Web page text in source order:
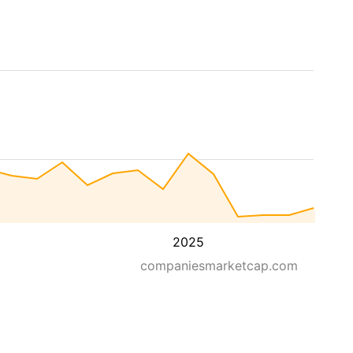
2025
companiesmarketcap.com